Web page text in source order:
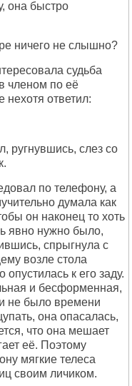
она быстро
ничего не слышно?
судьба
членом по её
ответил:
ругнувшись, слез со
по телефону, а
думала как
он наконец то хоть
явно нужно было,
спрыгнула с
возле стола
к его заду.
и бесформенная,
не было времени
она опасалась,
что она мешает
её. Поэтому
мягкие телеса
своим личиком.